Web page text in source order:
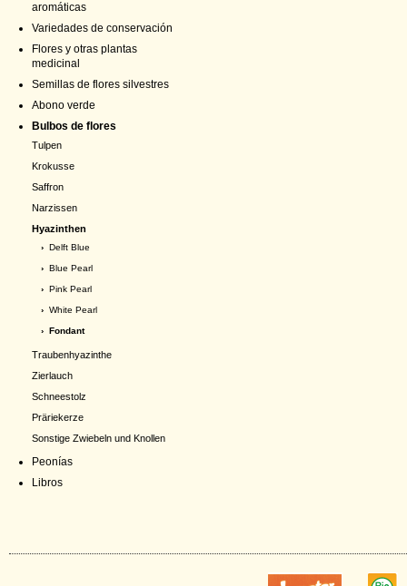
aromáticas
Variedades de conservación
Flores y otras plantas
medicinal
Semillas de flores silvestres
Abono verde
Bulbos de flores
Tulpen
Krokusse
Saffron
Narzissen
Hyazinthen
› Delft Blue
› Blue Pearl
› Pink Pearl
› White Pearl
› Fondant
Traubenhyazinthe
Zierlauch
Schneestolz
Präriekerze
Sonstige Zwiebeln und Knollen
Peonías
Libros